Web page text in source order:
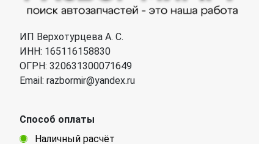
ИП Верхотурцева А. С.
ИНН: 165116158830
ОГРН: 320631300071649
Email: razbormir@yandex.ru
Способ оплаты
Наличный расчёт